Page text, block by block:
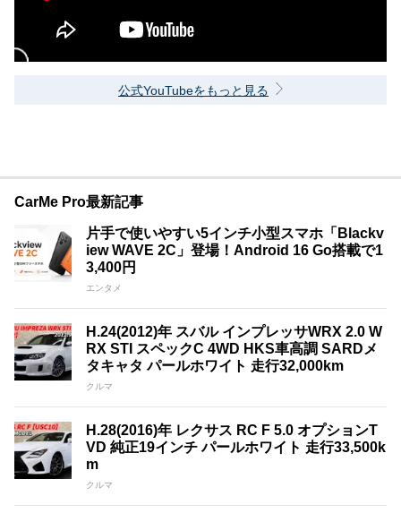
公式YouTubeをもっと見る
CarMe Pro最新記事
片手で使いやすい5インチ小型スマホ「Blackv
iew WAVE 2C」登場！Android 16 Go搭載で1
3,400円
エンタメ
H.24(2012)年 スバル インプレッサWRX 2.0 W
RX STI スペックC 4WD HKS車高調 SARDメ
タキャタ パールホワイト 走行32,000km
クルマ
H.28(2016)年 レクサス RC F 5.0 オプションT
VD 純正19インチ パールホワイト 走行33,500k
m
クルマ